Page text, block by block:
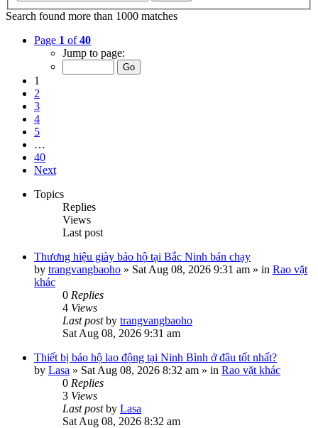
Search found more than 1000 matches
Page 1 of40
Jump to page:
1
2
3
4
5
…
40
Next
Topics
Replies
Views
Last post
Thương hiệu giày bảo hộ tại Bắc Ninh bán chạy
by trangvangbaoho » Sat Aug 08, 2026 9:31 am » in Rao vặt
khác
0 Replies
4 Views
Last postby trangvangbaoho
Sat Aug 08, 2026 9:31 am
Thiết bị bảo hộ lao động tại Ninh Bình ở đâu tốt nhất?
by Lasa » Sat Aug 08, 2026 8:32 am » in Rao vặt khác
0 Replies
3 Views
Last postby Lasa
Sat Aug 08, 2026 8:32 am